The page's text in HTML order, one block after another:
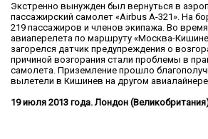
Экстренно вынужден был вернуться в
пассажирский самолет «Airbus А-321». На
219 пассажиров и членов экипажа. Во время
авиаперелета по маршруту «Москва-
загорелся датчик предупреждения о
причиной возгорания стали проблемы в
самолета. Приземление прошло
вылетели в Кишинев на другом
19 июля 2013 года. Лондон